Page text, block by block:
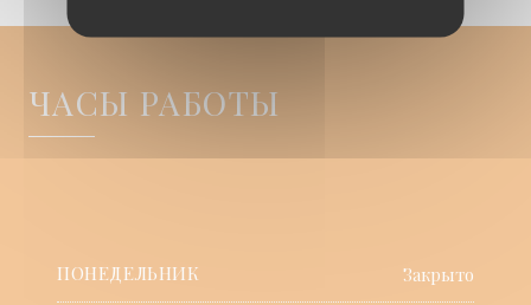
ЧАСЫ РАБОТЫ
ПОНЕДЕЛЬНИК Закрыто